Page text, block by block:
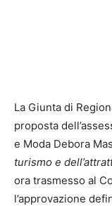
La Giunta di
proposta
e Moda Debora
turismo e
ora trasmesso al
l’approvazione